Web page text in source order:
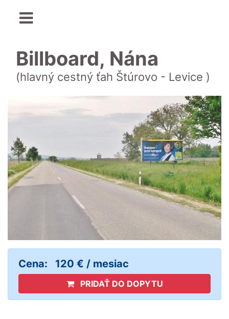
Billboard, Nána
(hlavný cestný ťah Štúrovo - Levice )
Cena: 120 € / mesiac
PRIDAŤ DO DOPYTU